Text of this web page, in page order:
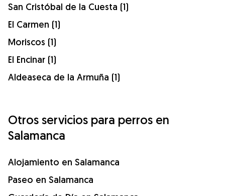
San Cristóbal de la Cuesta (1)
El Carmen (1)
Moriscos (1)
El Encinar (1)
Aldeaseca de la Armuña (1)
Otros servicios para perros en
Salamanca
Alojamiento en Salamanca
Paseo en Salamanca